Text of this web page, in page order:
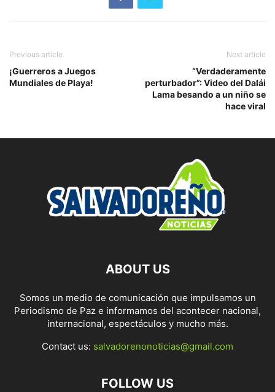
Previous article
¡Guerreros a Juegos
Mundiales de Playa!
Next article
“Verdaderamente
perturbador”: Video del Dalái
Lama besando a un niño se
hace viral
ABOUT US
Somos un medio de comunicación que impulsamos un
Periodismo de Paz e informamos del acontecer nacional,
internacional, espectáculos y mucho más.
Contact us: salvadorenonoticias@gmail.com
FOLLOW US